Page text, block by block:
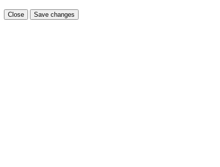
Close Save changes